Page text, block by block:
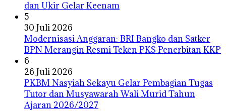
dan Ukir Gelar Keenam
5
30 Juli 2026
Modernisasi Anggaran: BRI Bangko dan Satker
BPN Merangin Resmi Teken PKS Penerbitan KKP
6
26 Juli 2026
PKBM Nasyiah Sekayu Gelar Pembagian Tugas
Tutor dan Musyawarah Wali Murid Tahun
Ajaran 2026/2027